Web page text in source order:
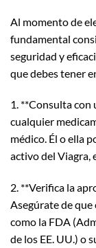
Al momento de
fundamental
seguridad y
que debes tener
1. **Consulta con
cualquier
médico. Él o ella
activo del Viagra,
2. **Verifica la
Asegúrate de
como la FDA
de los EE. UU.) o